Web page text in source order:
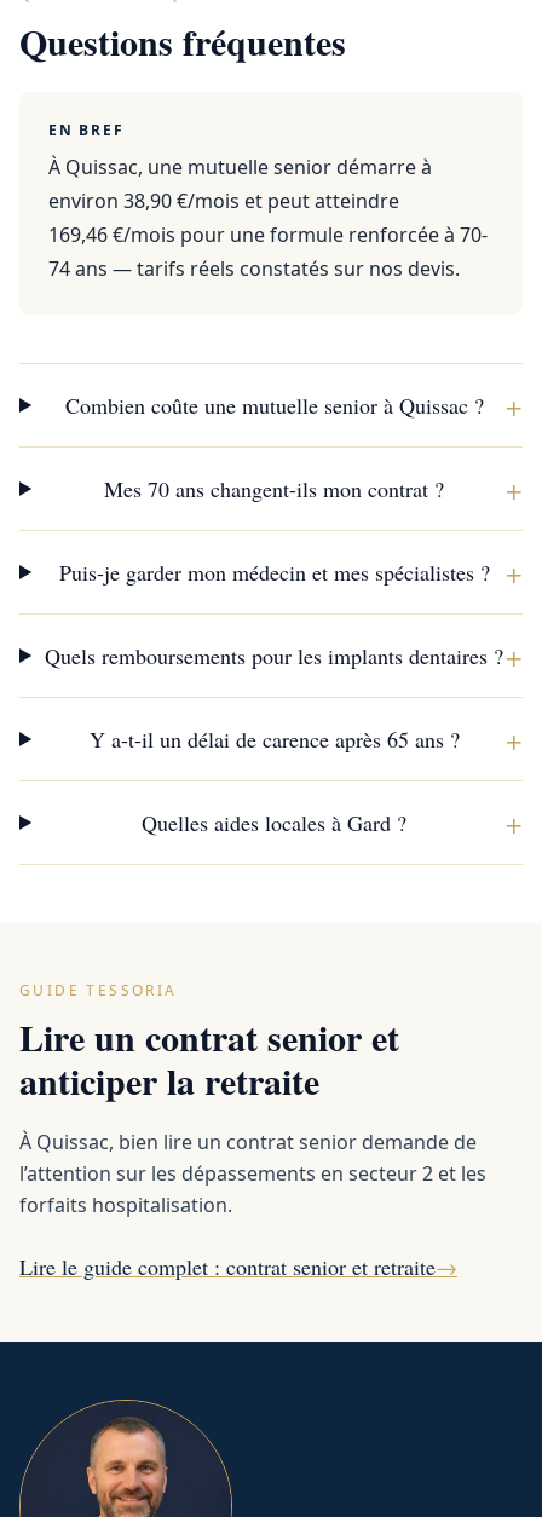
Questions fréquentes
EN BREF
À Quissac, une mutuelle senior démarre à
environ 38,90 €/mois et peut atteindre
169,46 €/mois pour une formule renforcée à 70-
74 ans — tarifs réels constatés sur nos devis.
Combien coûte une mutuelle senior à Quissac ? +
Mes 70 ans changent-ils mon contrat ? +
Puis-je garder mon médecin et mes spécialistes ? +
Quels remboursements pour les implants dentaires ?+
Y a-t-il un délai de carence après 65 ans ? +
Quelles aides locales à Gard ? +
GUIDE TESSORIA
Lire un contrat senior et
anticiper la retraite
À Quissac, bien lire un contrat senior demande de
l’attention sur les dépassements en secteur 2 et les
forfaits hospitalisation.
Lire le guide complet : contrat senior et retraite→